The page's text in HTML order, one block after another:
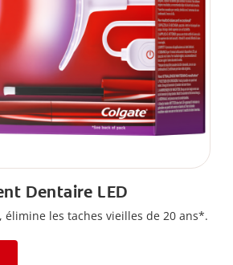
Dentaire LED
élimine les taches vieilles de 20 ans*.